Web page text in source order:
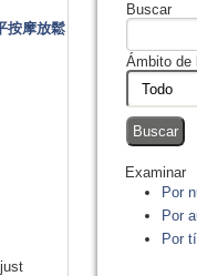
Buscar
Ámbito de
Examinar
Por
Por
Por
按摩放鬆
just